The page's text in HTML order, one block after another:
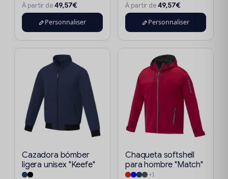
À partir de49,57€
Personnaliser
À partir de49,57€
Personnaliser
Cazadora bómber
ligera unisex "Keefe"
Chaqueta softshell
para hombre "Match"
+1